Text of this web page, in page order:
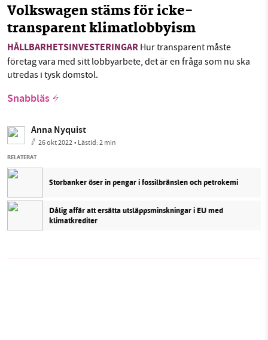
Volkswagen stäms för icke-
transparent klimatlobbyism
HÅLLBARHETSINVESTERINGAR Hur transparent måste
företag vara med sitt lobbyarbete, det är en fråga som nu ska
utredas i tysk domstol.
Snabbläs
Anna Nyquist
26 okt 2022• Lästid:2 min
RELATERAT
Storbanker öser in pengar i fossilbränslen och petrokemi
Dålig affär att ersätta utsläppsminskningar i EU med
klimatkrediter